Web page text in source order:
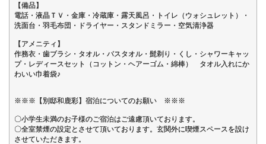
【備品】
電話・液晶ＴＶ・金庫・冷蔵庫・露天風呂・トイレ（ウォシュレット）・
洗面台・羽毛布団・ドライヤー・スタンドミラー・空気清浄器
【アメニティ】
作務衣・歯ブラシ・タオル・バスタオル・髭剃り・くし・シャワーキャッ
プ・レディースセット（コットン・ヘアーゴム・綿棒） タオル入れにか
わいい巾着袋♪
※※※【別邸和鹿彩】宿泊についてのお願い ※※※
〇小学生未満のお子様のご宿泊はご遠慮頂いております。
〇全室禁煙の設定とさせて頂いております。玄関外に喫煙スペースを設け
させていただきます。